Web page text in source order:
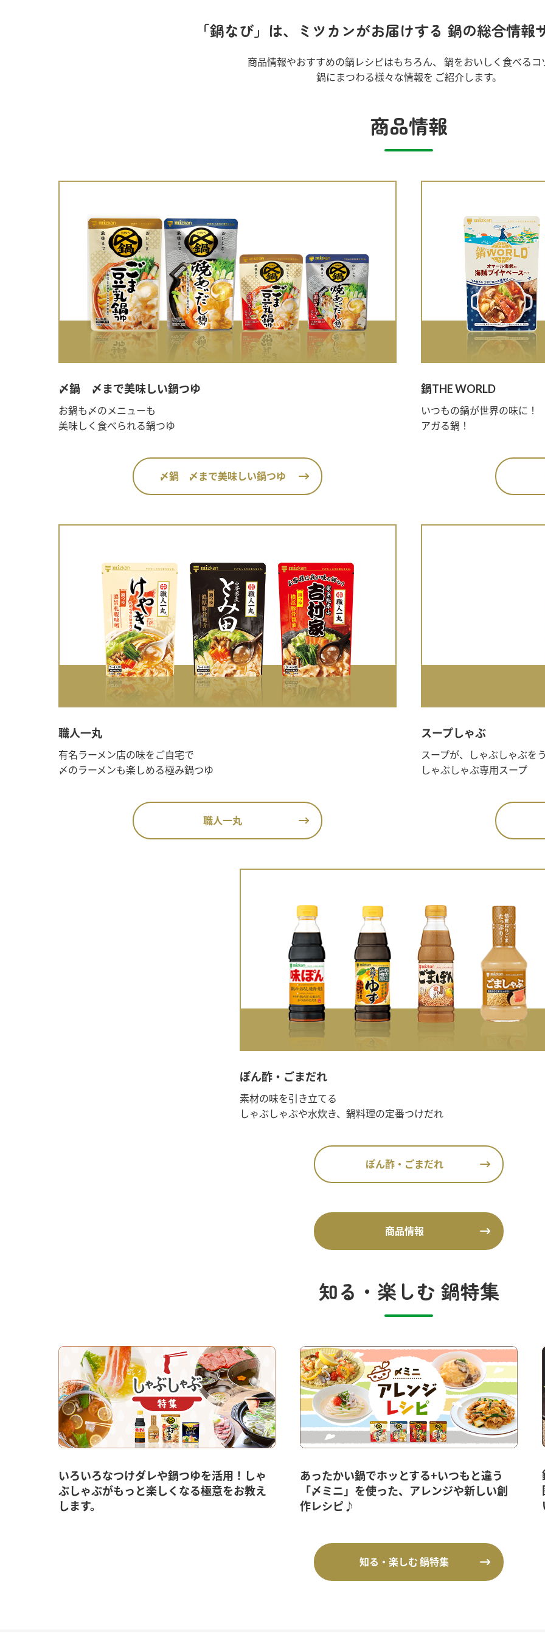
すしラボ ぽん酢サワー
「鍋なび」は、ミツカンがお届けする 鍋の総合情報
商品情報やおすすめの鍋レシピはもちろん、
鍋をおいしく食べるコ
鍋にまつわる様々な情報を ご紹介します。
商品情報
〆鍋 〆まで美味しい鍋つゆ
お鍋も〆のメニューも
美味しく食べられる鍋つゆ
〆鍋 〆まで美味しい鍋つゆ
鍋THE WORLD
いつもの鍋が世界の味に！
アガる鍋！
職人一丸
有名ラーメン店の味をご自宅で
〆のラーメンも楽しめる極み鍋つゆ
職人一丸
スープしゃぶ
スープが、しゃぶしゃぶを
しゃぶしゃぶ専用スープ
ぽん酢・ごまだれ
素材の味を引き立てる
しゃぶしゃぶや水炊き、鍋料理の定番つけだれ
ぽん酢・ごまだれ
商品情報
知る・楽しむ 鍋特集
いろいろなつけダレや鍋つゆを活用！しゃ
ぶしゃぶがもっと楽しくなる極意をお教え
します。
あったかい鍋でホッとする+いつもと違う
「〆ミニ」を使った、アレンジや新しい創
作レシピ♪
知る・楽しむ 鍋特集